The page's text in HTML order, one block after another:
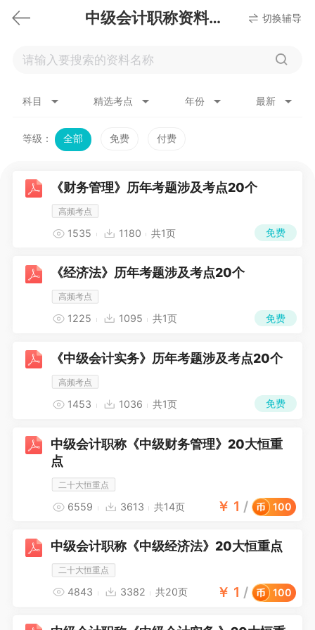
中级会计职称资料下载 切换辅导
科目 精选考点 年份 最新
等级： 全部 免费 付费
《财务管理》历年考题涉及考点20个
高频考点
1535 1180 共1页 免费
《经济法》历年考题涉及考点20个
高频考点
1225 1095 共1页 免费
《中级会计实务》历年考题涉及考点20个
高频考点
1453 1036 共1页 免费
中级会计职称《中级财务管理》20大恒重
点
二十大恒重点
6559 3613 共14页 ￥ 1 / 100
中级会计职称《中级经济法》20大恒重点
二十大恒重点
4843 3382 共20页 ￥ 1 / 100